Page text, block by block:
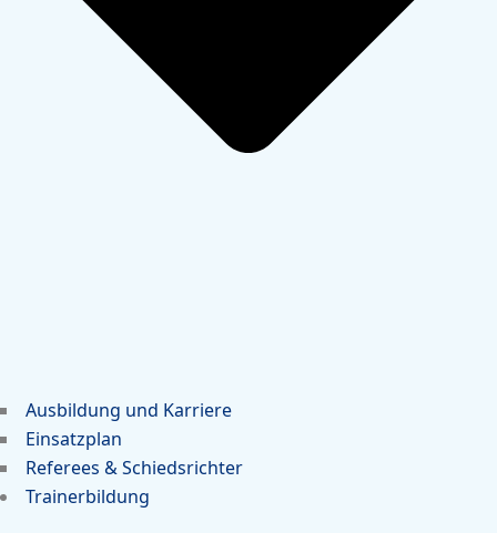
Ausbildung und Karriere
Einsatzplan
Referees & Schiedsrichter
Trainerbildung